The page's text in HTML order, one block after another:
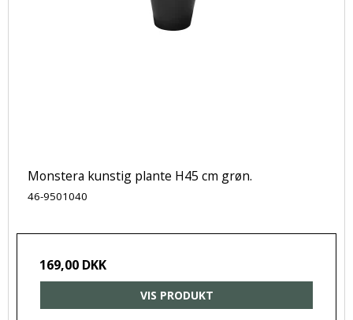
Monstera kunstig plante H45 cm grøn.
46-9501040
169,00 DKK
VIS PRODUKT